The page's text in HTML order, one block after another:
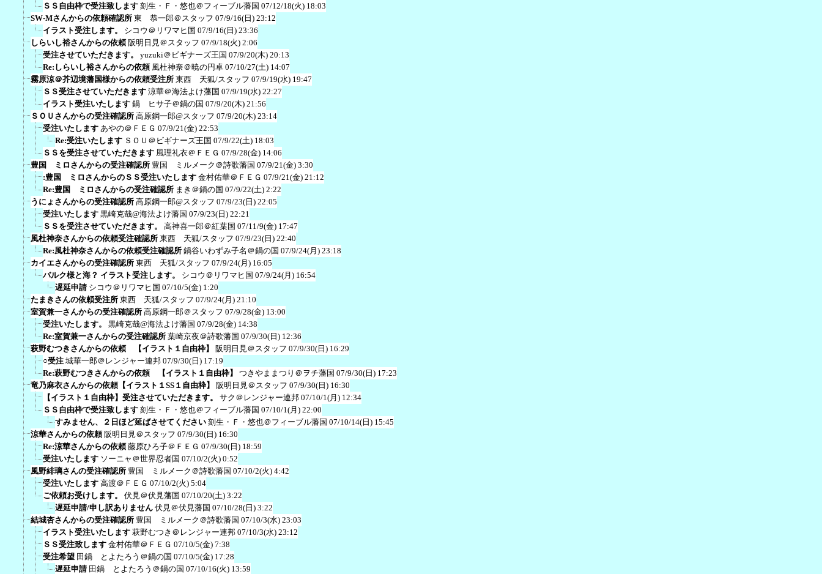
ＳＳ自由枠で受注致します 刻生・Ｆ・悠也＠フィーブル藩国 07/12/18(火) 18:03
SW-Mさんからの依頼確認所 東 恭一郎＠スタッフ 07/9/16(日) 23:12
イラスト受注します。
シコウ＠リワマヒ国 07/9/16(日) 23:36
しらいし裕さんからの依頼 阪明日見＠スタッフ 07/9/18(火) 2:06
受注させていただきます。
yuzuki＠ビギナーズ王国 07/9/20(木) 20:13
Re:しらいし裕さんからの依頼 風杜神奈＠暁の円卓 07/10/27(土) 14:07
霧原涼＠芥辺境藩国様からの依頼受注所 東西 天狐/スタッフ 07/9/19(水) 19:47
ＳＳ受注させていただきます 涼華＠海法よけ藩国 07/9/19(水) 22:27
イラスト受注いたします 鍋 ヒサ子＠鍋の国 07/9/20(木) 21:56
ＳＯＵさんからの受注確認所 高原鋼一郎@スタッフ 07/9/20(木) 23:14
受注いたします あやの＠ＦＥＧ 07/9/21(金) 22:53
Re:受注いたします ＳＯＵ＠ビギナーズ王国 07/9/22(土) 18:03
ＳＳを受注させていただきます 風理礼衣＠ＦＥＧ 07/9/28(金) 14:06
豊国 ミロさんからの受注確認所 豊国 ミルメーク＠詩歌藩国 07/9/21(金) 3:30
:豊国 ミロさんからのＳＳ受注いたします 金村佑華＠ＦＥＧ 07/9/21(金) 21:12
Re:豊国 ミロさんからの受注確認所 まき＠鍋の国 07/9/22(土) 2:22
うにょさんからの受注確認所 高原鋼一郎@スタッフ 07/9/23(日) 22:05
受注いたします 黒崎克哉@海法よけ藩国 07/9/23(日) 22:21
ＳＳを受注させていただきます。
高神喜一郎＠紅葉国 07/11/9(金) 17:47
風杜神奈さんからの依頼受注確認所 東西 天狐/スタッフ 07/9/23(日) 22:40
Re:風杜神奈さんからの依頼受注確認所 鍋谷いわずみ子名＠鍋の国 07/9/24(月) 23:18
カイエさんからの受注確認所 東西 天狐/スタッフ 07/9/24(月) 16:05
バルク様と海？ イラスト受注します。
シコウ＠リワマヒ国 07/9/24(月) 16:54
遅延申請 シコウ＠リワマヒ国 07/10/5(金) 1:20
たまきさんの依頼受注所 東西 天狐/スタッフ 07/9/24(月) 21:10
室賀兼一さんからの受注確認所 高原鋼一郎＠スタッフ 07/9/28(金) 13:00
受注いたします。
黒崎克哉@海法よけ藩国 07/9/28(金) 14:38
Re:室賀兼一さんからの受注確認所 葉崎京夜＠詩歌藩国 07/9/30(日) 12:36
萩野むつきさんからの依頼 【イラスト１自由枠】
阪明日見＠スタッフ 07/9/30(日) 16:29
○受注 城華一郎＠レンジャー連邦 07/9/30(日) 17:19
Re:萩野むつきさんからの依頼 【イラスト１自由枠】
つきやままつり＠ヲチ藩国 07/9/30(日) 17:23
竜乃麻衣さんからの依頼【イラスト１SS１自由枠】
阪明日見＠スタッフ 07/9/30(日) 16:30
【イラスト１自由枠】受注させていただきます。
サク＠レンジャー連邦 07/10/1(月) 12:34
ＳＳ自由枠で受注致します 刻生・Ｆ・悠也＠フィーブル藩国 07/10/1(月) 22:00
すみません、２日ほど延ばさせてください 刻生・Ｆ・悠也＠フィーブル藩国 07/10/14(日) 15:45
涼華さんからの依頼 阪明日見＠スタッフ 07/9/30(日) 16:30
Re:涼華さんからの依頼 藤原ひろ子＠ＦＥＧ 07/9/30(日) 18:59
受注いたします ソーニャ＠世界忍者国 07/10/2(火) 0:52
風野緋璃さんの受注確認所 豊国 ミルメーク＠詩歌藩国 07/10/2(火) 4:42
受注いたします 高渡＠ＦＥＧ 07/10/2(火) 5:04
ご依頼お受けします。
伏見＠伏見藩国 07/10/20(土) 3:22
遅延申請/申し訳ありません 伏見＠伏見藩国 07/10/28(日) 3:22
結城杏さんからの受注確認所 豊国 ミルメーク＠詩歌藩国 07/10/3(水) 23:03
イラスト受注いたします 萩野むつき＠レンジャー連邦 07/10/3(水) 23:12
ＳＳ受注致します 金村佑華＠ＦＥＧ 07/10/5(金) 7:38
受注希望 田鍋 とよたろう＠鍋の国 07/10/5(金) 17:28
遅延申請 田鍋 とよたろう＠鍋の国 07/10/16(火) 13:59